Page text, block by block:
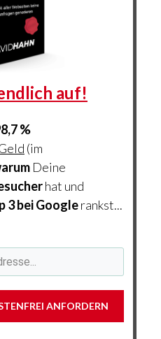
auf!
%
(im
Deine
hat und
3 bei Googlerankst...
ANFORDERN